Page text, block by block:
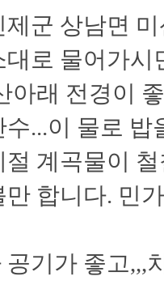
제군 상남면
대로 물어가
아래 전경이
수...이 물로
절 계곡물이
만 합니다. 민
공기가 좋고,,,